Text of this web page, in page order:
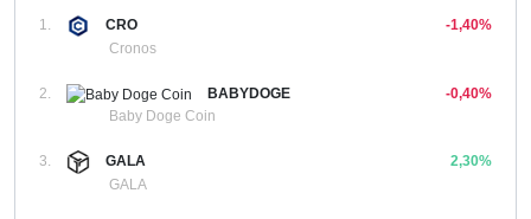
1.
CRO
Cronos
-1,40%
2.
BABYDOGE
Baby Doge Coin
-0,40%
3.
GALA
GALA
2,30%